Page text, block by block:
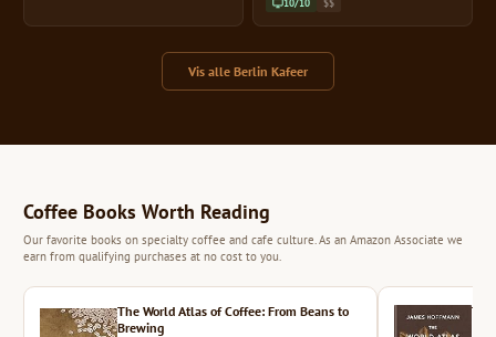
10/10 $$
Vis alle Berlin Kafeer
Coffee Books Worth Reading
Our favorite books on specialty coffee and cafe culture. As an Amazon Associate we
earn from qualifying purchases at no cost to you.
The World Atlas of Coffee: From Beans to
Brewing